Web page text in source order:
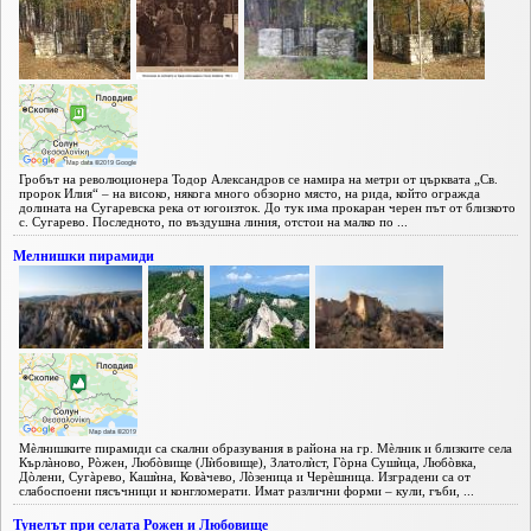
Гробът на революционера Тодор Александров се намира на метри от църквата „Св.
пророк Илия“ – на високо, някога много обзорно място, на рида, който огражда
долината на Сугаревска река от югоизток. До тук има прокаран черен път от близкото
с. Сугарево. Последното, по въздушна линия, отстои на малко по ...
Мелнишки пирамиди
Мèлнишките пирамиди са скални образувания в района на гр. Мèлник и близките села
Кърлàново, Рòжен, Любòвище (Лѝбовище), Златолѝст, Гòрна Сушѝца, Любòвка,
Дòлени, Сугàрево, Кашѝна, Ковàчево, Лòзеница и Черèшница. Изградени са от
слабоспоени пясъчници и конгломерати. Имат различни форми – кули, гъби, ...
Тунелът при селата Рожен и Любовище